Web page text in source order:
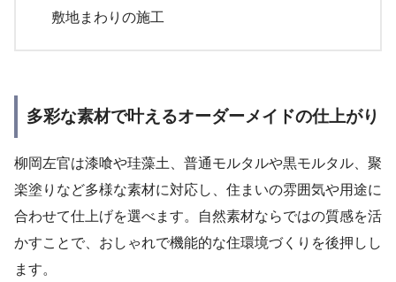
敷地まわりの施工
多彩な素材で叶えるオーダーメイドの仕上がり
柳岡左官は漆喰や珪藻土、普通モルタルや黒モルタル、聚
楽塗りなど多様な素材に対応し、住まいの雰囲気や用途に
合わせて仕上げを選べます。自然素材ならではの質感を活
かすことで、おしゃれで機能的な住環境づくりを後押しし
ます。